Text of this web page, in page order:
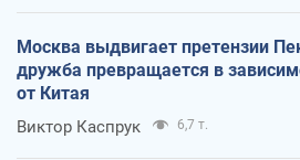
Москва выдвигает претензии
дружба превращается в
от Китая
Виктор Каспрук 6,7 т.